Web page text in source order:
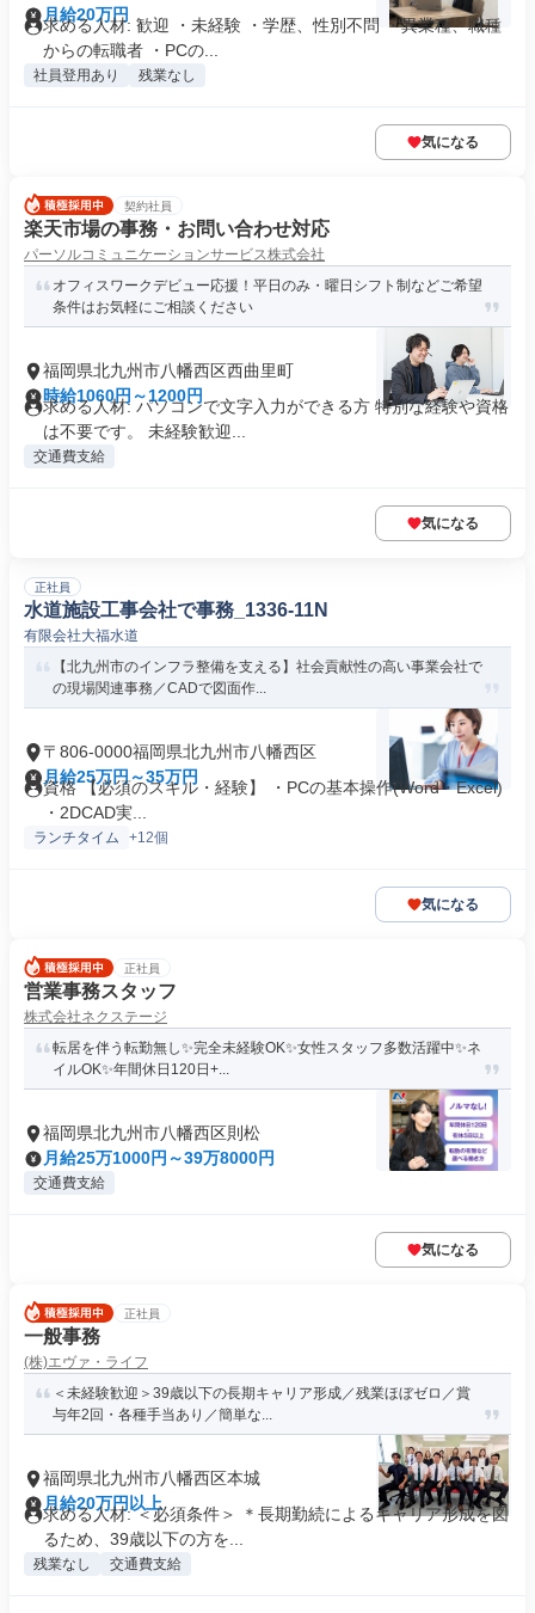
月給20万円
求める人材: 歓迎 ・未経験 ・学歴、性別不問 ・異業種、職種
からの転職者 ・PCの...
社員登用あり 残業なし
気になる
契約社員
楽天市場の事務・お問い合わせ対応
パーソルコミュニケーションサービス株式会社
オフィスワークデビュー応援！平日のみ・曜日シフト制などご希望
条件はお気軽にご相談ください
福岡県北九州市八幡西区西曲里町
時給1060円～1200円
求める人材: パソコンで文字入力ができる方 特別な経験や資格
は不要です。 未経験歓迎...
交通費支給
気になる
正社員
水道施設工事会社で事務_1336-11N
有限会社大福水道
【北九州市のインフラ整備を支える】社会貢献性の高い事業会社で
の現場関連事務／CADで図面作...
〒806-0000福岡県北九州市八幡西区
月給25万円～35万円
資格 【必須のスキル・経験】 ・PCの基本操作(Word・Excel)
・2DCAD実...
ランチタイム +12個
気になる
正社員
営業事務スタッフ
株式会社ネクステージ
転居を伴う転勤無し✨完全未経験OK✨女性スタッフ多数活躍中✨ネ
イルOK✨年間休日120日+...
福岡県北九州市八幡西区則松
月給25万1000円～39万8000円
交通費支給
気になる
正社員
一般事務
(株)エヴァ・ライフ
＜未経験歓迎＞39歳以下の長期キャリア形成／残業ほぼゼロ／賞
与年2回・各種手当あり／簡単な...
福岡県北九州市八幡西区本城
月給20万円以上
求める人材: ＜必須条件＞ ＊長期勤続によるキャリア形成を図
るため、39歳以下の方を...
残業なし 交通費支給